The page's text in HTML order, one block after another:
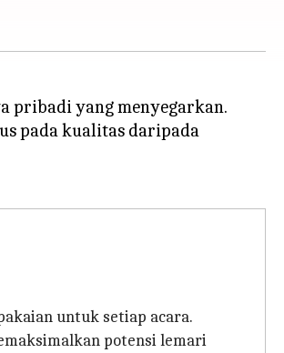
pribadi yang menyegarkan.
pada kualitas daripada
untuk setiap acara.
potensi lemari